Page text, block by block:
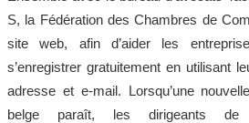
S, la Fédération des Chambres de
site web, afin d’aider les
s’enregistrer gratuitement en utilisant
adresse et e-mail. Lorsqu’une
belge paraît, les dirigeants de